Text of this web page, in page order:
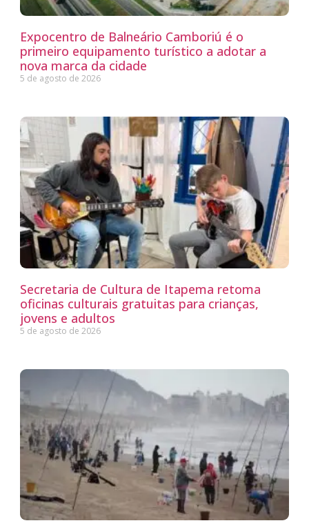
Expocentro de Balneário Camboriú é o
primeiro equipamento turístico a adotar a
nova marca da cidade
5 de agosto de 2026
Secretaria de Cultura de Itapema retoma
oficinas culturais gratuitas para crianças,
jovens e adultos
5 de agosto de 2026